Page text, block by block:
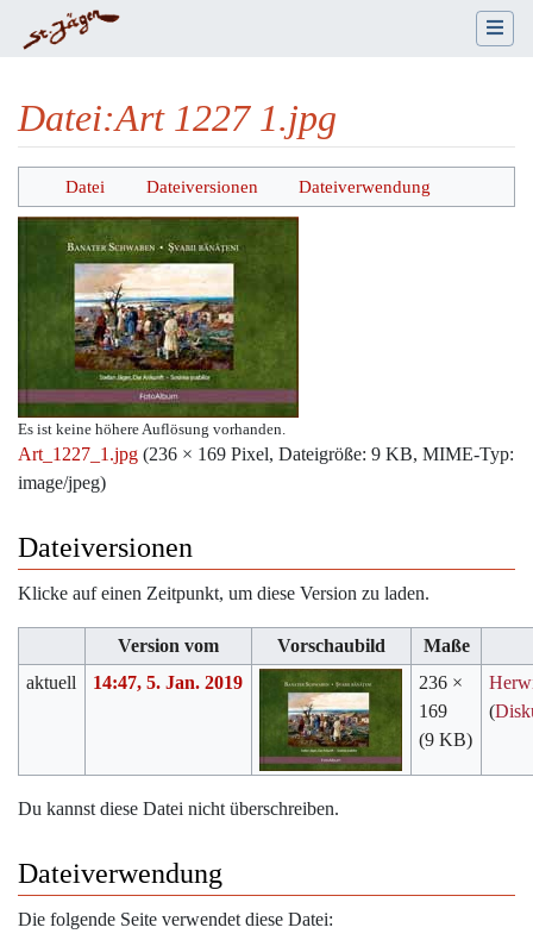
Datei:Art 1227 1.jpg
Wechseln zu: Navigation,Suche
Datei Dateiversionen Dateiverwendung
Es ist keine höhere Auflösung vorhanden.
Art_1227_1.jpg (236 × 169 Pixel, Dateigröße: 9 KB, MIME-Typ:
image/jpeg)
Dateiversionen
Klicke auf einen Zeitpunkt, um diese Version zu laden.
Version vom Vorschaubild
Maße
aktuell
14:47, 5. Jan. 2019
236 ×
169
(9 KB)
(
Du kannst diese Datei nicht überschreiben.
Dateiverwendung
Die folgende Seite verwendet diese Datei: